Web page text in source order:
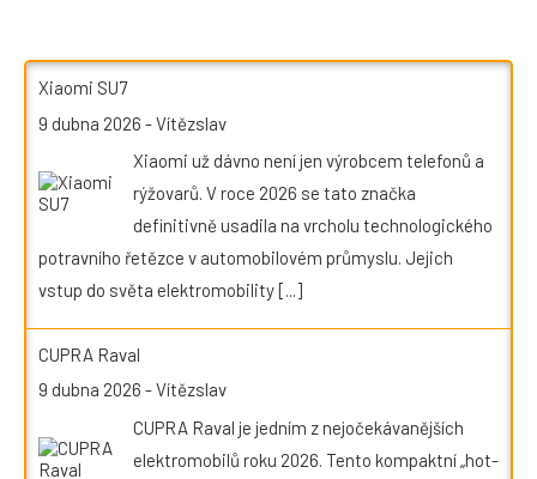
Xiaomi SU7
9 dubna 2026 -Vítězslav
Xiaomi už dávno není jen výrobcem telefonů a
rýžovarů. V roce 2026 se tato značka
definitivně usadila na vrcholu technologického
potravního řetězce v automobilovém průmyslu. Jejich
vstup do světa elektromobility[...]
CUPRA Raval
9 dubna 2026 -Vítězslav
CUPRA Raval je jedním z nejočekávanějších
elektromobilů roku 2026. Tento kompaktní „hot-